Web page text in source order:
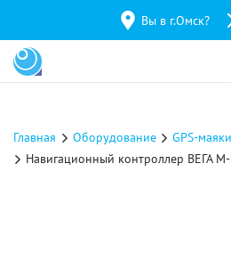
Вы в г.Омск?
Главная Оборудование
GPS-маяки
Навигационный контроллер ВЕГА